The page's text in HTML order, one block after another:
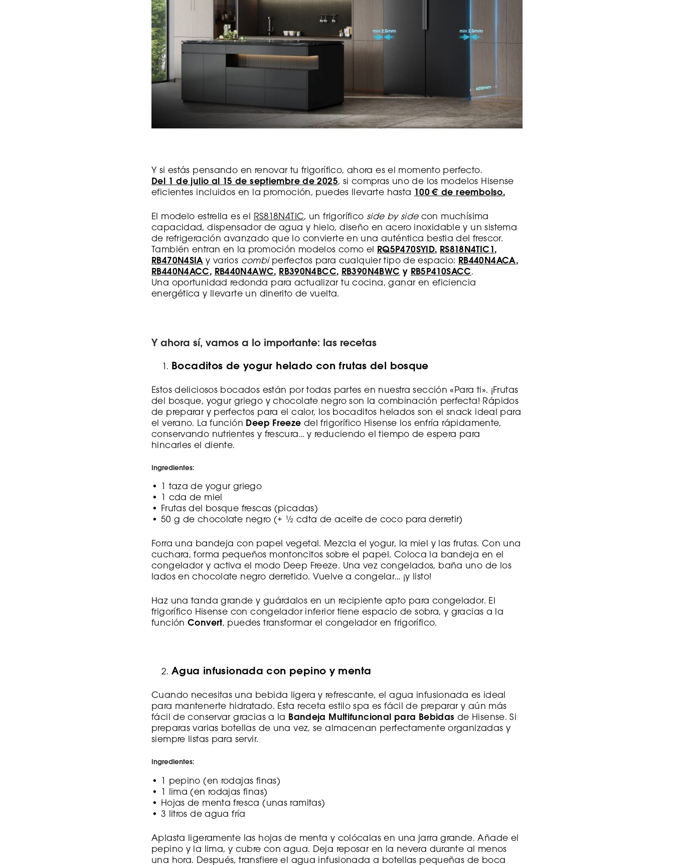
Y si estás pensando en renovar tu frigorífico, ahora es el momento perfecto.
Del 1 de julio al 15 de septiembre de 2025, si compras uno de los modelos Hisense
eficientes incluidos en la promoción, puedes llevarte hasta 100 € de reembolso.
El modelo estrella es el RS818N4TIC, un frigorífico side by sidecon muchísima
capacidad, dispensador de agua y hielo, diseño en acero inoxidable y un sistema
de refrigeración avanzado que lo convierte en una auténtica bestia del frescor.
También entran en la promoción modelos como el
RQ5P470SYID, RS818N4TIC1 ,
RB470N4SIAy varios combiperfectos para cualquier tipo de espacio: RB440N4ACA,
RB440N4ACC, RB440N4AWC, RB390N4BCC, RB390N4BWC y RB5P410SACC.
Una oportunidad redonda para actualizar tu cocina, ganar en eficiencia
energética y llevarte un dinerito de vuelta.
Y ahora sí, vamos a lo importante: las recetas
Bocaditos de yogur helado con frutas del bosque
Estos deliciosos bocados están por todas partes en nuestra sección «Para ti». ¡Frutas
del bosque, yogur griego y chocolate negro son la combinación perfecta! Rápidos
de preparar y perfectos para el calor, los bocaditos helados son el snack ideal para
el verano. La función Deep Freeze del frigorífico Hisense los enfría rápidamente,
conservando nutrientes y frescura… y reduciendo el tiempo de espera para
hincarles el diente.
Ingredientes:
• 1 taza de yogur griego
• 1 cda de miel
• Frutas del bosque frescas (picadas)
• 50 g de chocolate negro (+ ½ cdta de aceite de coco para derretir)
Forra una bandeja con papel vegetal. Mezcla el yogur, la miel y las frutas. Con una
cuchara, forma pequeños montoncitos sobre el papel. Coloca la bandeja en el
congelador y activa el modo Deep Freeze. Una vez congelados, baña uno de los
lados en chocolate negro derretido. Vuelve a congelar… ¡y listo!
Haz una tanda grande y guárdalos en un recipiente apto para congelador. El
frigorífico Hisense con congelador inferior tiene espacio de sobra, y gracias a la
funciónConvert, puedes transformar el congelador en frigorífico.
Agua infusionada con pepino y menta
Cuando necesitas una bebida ligera y refrescante, el agua infusionada es ideal
para mantenerte hidratado. Esta receta estilo spa es fácil de preparar y aún más
fácil de conservar gracias a la Bandeja Multifuncional para Bebidas de Hisense. Si
preparas varias botellas de una vez, se almacenan perfectamente organizadas y
siempre listas para servir.
Ingredientes:
• 1 pepino (en rodajas finas)
• 1 lima (en rodajas finas)
• Hojas de menta fresca (unas ramitas)
• 3 litros de agua fría
Aplasta ligeramente las hojas de menta y colócalas en una jarra grande. Añade el
pepino y la lima, y cubre con agua. Deja reposar en la nevera durante al menos
una hora. Después, transfiere el agua infusionada a botellas pequeñas de boca